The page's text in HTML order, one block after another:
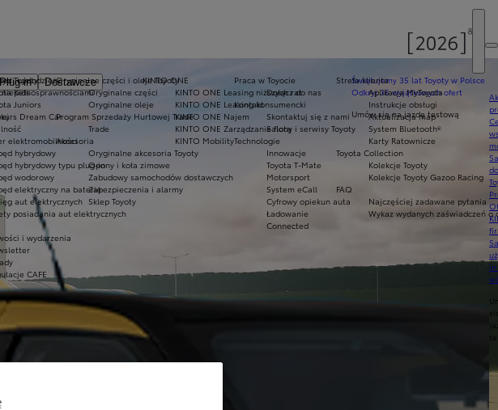
in
Dostawcze
Toyoty
Świętujemy 35 lat Toyoty w Polsce
Odkryj 35 wyjątkowych ofert
Umów się na jazdę testową
i młodzieży
Kids
Juniors
Dream Car
elektromobilności
hybrydowy
hybrydowy typu plug-in
wodorowy
elektryczny na baterię
aut elektrycznych
posiadania aut elektrycznych
i wydarzenia
CAFE
Praca w Toyocie
Dołącz do nas
Kontakt
Skontaktuj się z nami
Salony i serwisy Toyoty
Technologie
Innowacje
Toyota T-Mate
Motorsport
System eCall
Cyfrowy opiekun auta
Ładowanie
Connected
KINTO ONE
KINTO ONE Leasing niższych rat
KINTO ONE Leasing konsumencki
KINTO ONE Najem
KINTO ONE Zarządzanie flotą
KINTO Mobility
Oryginalne części i oleje Toyoty
Oryginalne części
Oryginalne oleje
Program Sprzedaży Hurtowej Trade
Trade
Akcesoria
Oryginalne akcesoria Toyoty
Opony i koła zimowe
Zabudowy samochodów dostawczych
Zabezpieczenia i alarmy
Sklep Toyoty
Strefa klienta
Aplikacja MyToyota
Instrukcje obsługi
Aktualizacja map
System Bluetooth®
Karty Ratownicze
Toyota Collection
Kolekcje Toyoty
Kolekcje Toyoty Gazoo Racing
FAQ
Najczęściej zadawane pytania
Wykaz wydanych zaświadczeń